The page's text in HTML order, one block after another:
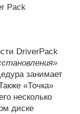
DriverPack
занимает
«Точка»
несколько
диске